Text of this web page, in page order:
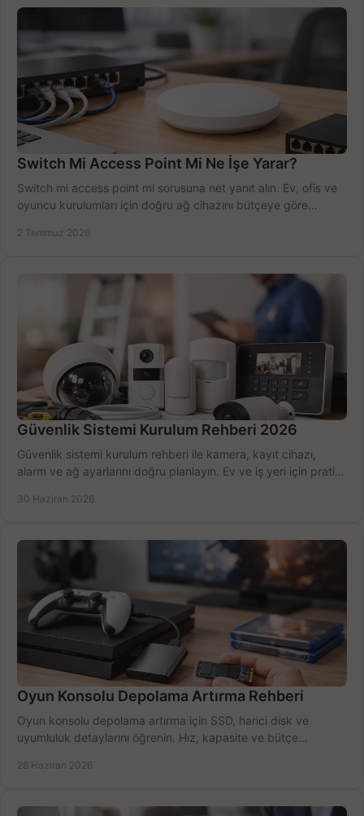
Switch Mi Access Point Mi Ne İşe Yarar?
Switch mi access point mi sorusuna net yanıt alın. Ev, ofis ve
oyuncu kurulumları için doğru ağ cihazını bütçeye göre
2 Temmuz 2026
Güvenlik Sistemi Kurulum Rehberi 2026
Güvenlik sistemi kurulum rehberi ile kamera, kayıt cihazı,
alarm ve ağ ayarlarını doğru planlayın. Ev ve iş yeri için pratik
30 Haziran 2026
Oyun Konsolu Depolama Artırma Rehberi
Oyun konsolu depolama artırma için SSD, harici disk ve
uyumluluk detaylarını öğrenin. Hız, kapasite ve bütçe
28 Haziran 2026